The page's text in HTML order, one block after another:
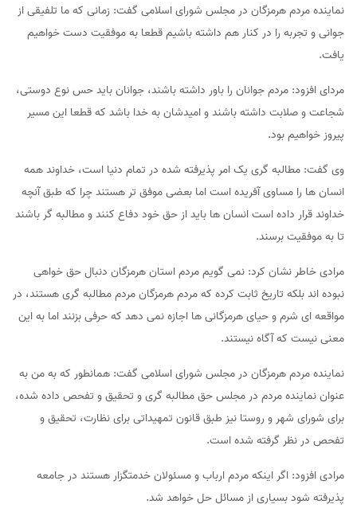
نماینده مردم هرمزگان در مجلس شورای اسلامی گفت: زمانی که ما تلفیقی از
جوانی و تجربه را در کنار هم داشته باشیم قطعا به موفقیت دست خواهیم
یافت.
مردای افزود: مردم جوانان را باور داشته باشند، جوانان باید حس نوع دوستی،
شجاعت و صلابت داشته باشند و امیدشان به خدا باشد که قطعا این مسیر
پیروز خواهیم بود.
وی گفت: مطالبه گری یک امر پذیرفته شده در تمام دنیا است، خداوند همه
انسان ها را مساوی آفریده است اما بعضی موفق تر هستند چرا که طبق آنچه
خداوند قرار داده است انسان ها باید از حق خود دفاع کنند و مطالبه گر باشند
تا به موفقیت برسند.
مرادی خاطر نشان کرد: نمی گویم مردم استان هرمزگان دنبال حق خواهی
نبوده اند بلکه تاریخ ثابت کرده که مردم هرمزگان مردم مطالبه گری هستند، در
مواقعه ای شرم و حیای هرمزگانی ها اجازه نمی دهد که حرفی بزنند اما به این
معنی نیست که آگاه نیستند.
نماینده مردم هرمزگان در مجلس شورای اسلامی گفت: همانطور که به من به
عنوان نماینده مردم در مجلس حق مطالبه گری و تحقیق و تفحص داده شده،
برای شورای شهر و روستا نیز طبق قانون تمهیداتی برای نظارت، تحقیق و
تفحص در نظر گرفته شده است.
مرادی افزود: اگر اینکه مردم ارباب و مسئولان خدمتگزار هستند در جامعه
پذیرفته شود بسیاری از مسائل حل خواهد شد.